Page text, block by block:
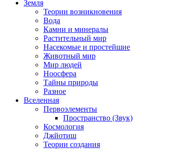
Земля
Теории возникновения
Вода
Камни и минералы
Растительный мир
Насекомые и простейшие
Животный мир
Мир людей
Ноосфера
Тайны природы
Разное
Вселенная
Первоэлементы
Пространство (Звук)
Космология
Джйотиш
Теории создания